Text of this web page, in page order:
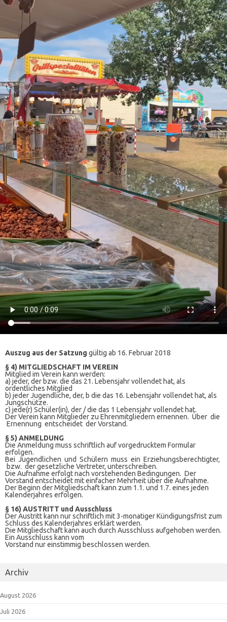
Auszug aus der Satzung gültig ab 16. Februar 2018
§ 4) MITGLIEDSCHAFT IM VEREIN
Mitglied im Verein kann werden:
a) jeder, der bzw. die das 21. Lebensjahr vollendet hat, als
ordentliches Mitglied
b) jeder Jugendliche, der, b die das 16. Lebensjahr vollendet hat, als
Jungschütze.
c) jede(r) Schüler(in), der / die das 1 Lebensjahr vollendet hat.
Der Verein kann Mitglieder zu Ehrenmitgliedern ernennen. Über die
Ernennung entscheidet der Vorstand.
§ 5) ANMELDUNG
Die Anmeldung muss schriftlich auf vorgedrucktem Formular
erfolgen.
Bei Jugendlichen und Schülern muss ein Erziehungsberechtigter,
bzw. der gesetzliche Vertreter, unterschreiben.
Die Aufnahme erfolgt nach vorstehenden Bedingungen. Der
Vorstand entscheidet mit einfacher Mehrheit über die Aufnahme.
Der Beginn der Mitgliedschaft kann zum 1.1. und 1.7. eines jeden
Kalenderjahres erfolgen.
§ 16) AUSTRITT und Ausschluss
Der Austritt kann nur schriftlich mit 3-monatiger Kündigungsfrist zum
Schluss des Kalenderjahres erklärt werden.
Die Mitgliedschaft kann auch durch Ausschluss aufgehoben werden.
Ein Ausschluss kann vom
Vorstand nur einstimmig beschlossen werden.
Archiv
August 2026
Juli 2026